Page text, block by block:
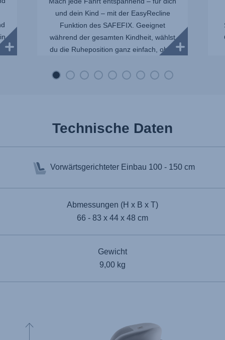
und dein Kind – mit der EasyRecline
Funktion des SAFEFIX. Geeignet
während der gesamten Kindheit, wählst
du die Ruheposition ganz einfach, ohne
Technische Daten
Vorwärtsgerichteter Einbau 100 - 150 cm
Abmessungen (H x B x T)
66 - 83 x 44 x 48 cm
Gewicht
9,00 kg